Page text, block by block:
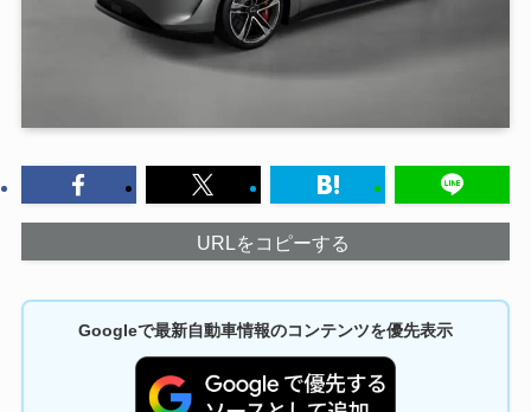
URLをコピーする
Googleで最新自動車情報のコンテンツを優先表示